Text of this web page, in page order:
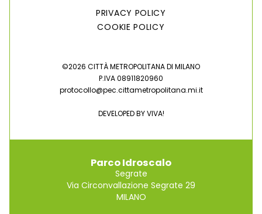
Parco Idroscalo
Segrate
Via Circonvallazione Segrate 29
MILANO
PRIVACY POLICY
COOKIE POLICY
©2026 CITTÀ METROPOLITANA DI MILANO
P.IVA 08911820960
protocollo@pec.cittametropolitana.mi.it
DEVELOPED BYVIVA!